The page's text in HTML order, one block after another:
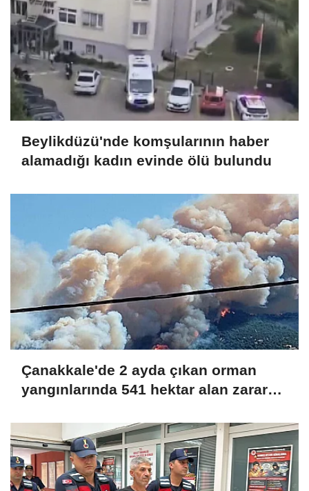
Beylikdüzü'nde komşularının haber
alamadığı kadın evinde ölü bulundu
Çanakkale'de 2 ayda çıkan orman
yangınlarında 541 hektar alan zarar